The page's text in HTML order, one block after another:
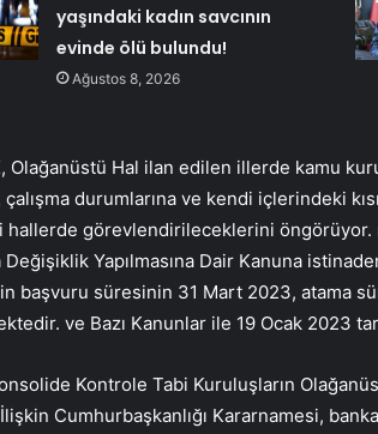
yaşındaki kadın savcının
evinde ölü bulundu!
Ağustos 8, 2026
Olağanüstü Hal ilan edilen illerde kamu
durumlarına ve kendi içlerindeki
görevlendirileceklerini öngörüyor.
Değişiklik Yapılmasına Dair Kanuna
başvuru süresinin 31 Mart 2023, atama
ve Bazı Kanunlar ile 19 Ocak 2023
Kontrole Tabi Kuruluşların
İlişkin Cumhurbaşkanlığı Kararnamesi,